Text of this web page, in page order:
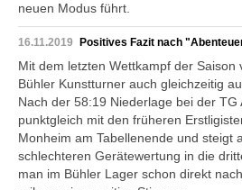
neuen Modus führt.
16.11.2019 Positives Fazit nach
Mit dem letzten Wettkampf der Saison
Bühler Kunstturner auch gleichzeitig
Nach der 58:19 Niederlage bei der TG
punktgleich mit den früheren
Monheim am Tabellenende und steigt
schlechteren Gerätewertung in die
man im Bühler Lager schon direkt